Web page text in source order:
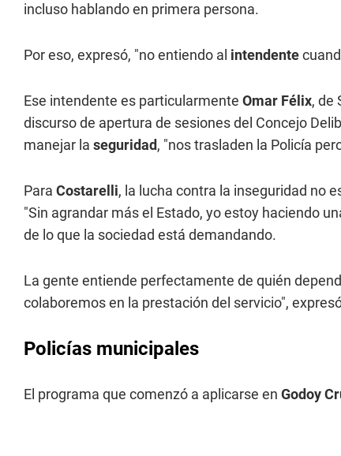
incluso hablando en primera persona.
Por eso, expresó, "no entiendo al intendente
Ese intendente es particularmente Omar Félix, de
discurso de apertura de sesiones del Concejo
manejar la seguridad, "nos trasladen la Policía
Para Costarelli, la lucha contra la inseguridad no
"Sin agrandar más el Estado, yo estoy haciendo
de lo que la sociedad está demandando.
La gente entiende perfectamente de quién
colaboremos en la prestación del servicio",
Policías municipales
El programa que comenzó a aplicarse en Godoy